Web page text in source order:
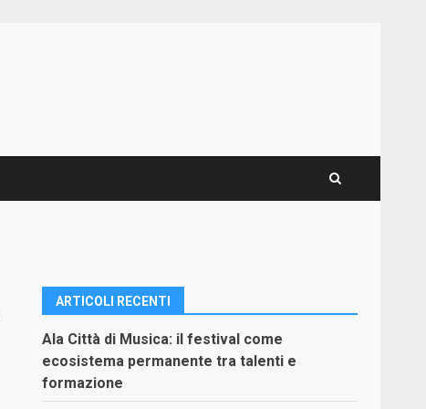
ARTICOLI RECENTI
Ala Città di Musica: il festival come
ecosistema permanente tra talenti e
formazione